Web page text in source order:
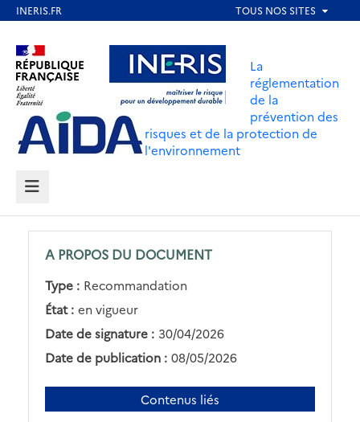
contenu
principal
Aller au contenu Aller au menu
Aller au pied de page
La
réglementation
de la
prévention des
risques et de la protection de
l'environnement
MENU
A PROPOS DU DOCUMENT
Type : Recommandation
État : en vigueur
Date de signature : 30/04/2026
Date de publication : 08/05/2026
Contenus liés